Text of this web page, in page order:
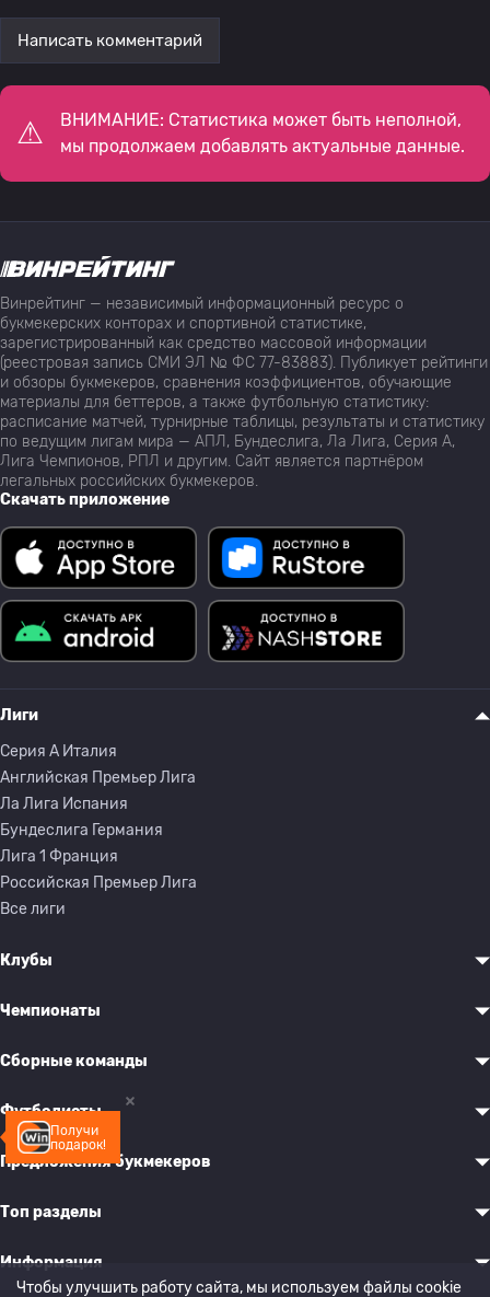
Написать комментарий
ВНИМАНИЕ: Статистика может быть неполной,
мы продолжаем добавлять актуальные данные.
Получи
подарок!
Винрейтинг — независимый информационный ресурс о
букмекерских конторах и спортивной статистике,
зарегистрированный как средство массовой информации
(реестровая запись СМИ ЭЛ № ФС 77-83883). Публикует рейтинги
и обзоры букмекеров, сравнения коэффициентов, обучающие
материалы для беттеров, а также футбольную статистику:
расписание матчей, турнирные таблицы, результаты и статистику
по ведущим лигам мира — АПЛ, Бундеслига, Ла Лига, Серия А,
Лига Чемпионов, РПЛ и другим. Сайт является партнёром
легальных российских букмекеров.
Скачать приложение
Лиги
Серия A Италия
Английская Премьер Лига
Ла Лига Испания
Бундеслига Германия
Лига 1 Франция
Российская Премьер Лига
Все лиги
Клубы
Чемпионаты
Сборные команды
Футболисты
Предложения букмекеров
Топ разделы
Информация
Чтобы улучшить работу сайта, мы используем файлы cookie